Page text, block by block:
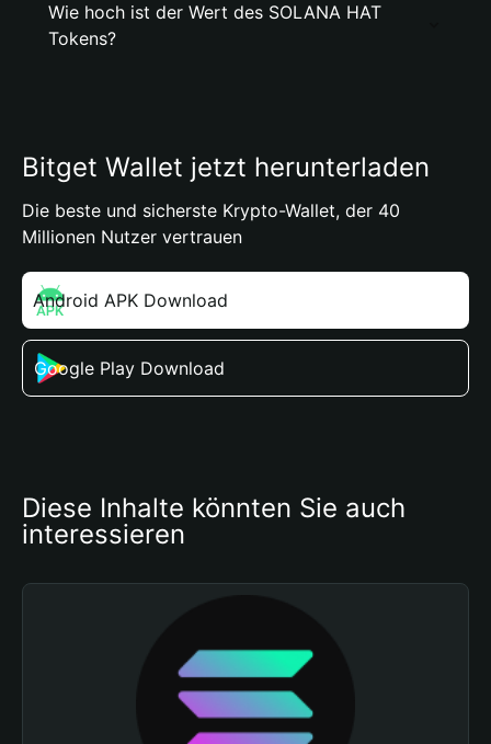
Wie hoch ist der Wert des SOLANA HAT
Tokens?
Bitget Wallet jetzt herunterladen
Die beste und sicherste Krypto-Wallet, der 40
Millionen Nutzer vertrauen
Android APK Download
Google Play Download
Diese Inhalte könnten Sie auch
interessieren